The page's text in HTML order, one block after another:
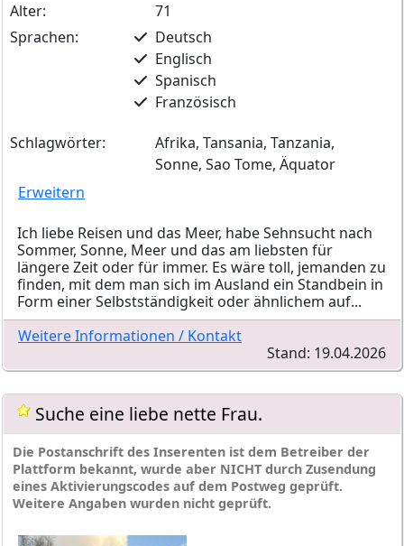
Alter:
71
Sprachen:
Deutsch
Englisch
Spanisch
Französisch
Schlagwörter:
Afrika, Tansania, Tanzania,
Sonne, Sao Tome, Äquator
Erweitern
Ich liebe Reisen und das Meer, habe Sehnsucht nach
Sommer, Sonne, Meer und das am liebsten für
längere Zeit oder für immer. Es wäre toll, jemanden zu
finden, mit dem man sich im Ausland ein Standbein in
Form einer Selbstständigkeit oder ähnlichem auf...
Weitere Informationen / Kontakt
Stand: 19.04.2026
Suche eine liebe nette Frau.
Die Postanschrift des Inserenten ist dem Betreiber der
Plattform bekannt, wurde aber NICHT durch Zusendung
eines Aktivierungscodes auf dem Postweg geprüft.
Weitere Angaben wurden nicht geprüft.